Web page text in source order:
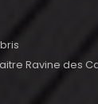
Ravine des